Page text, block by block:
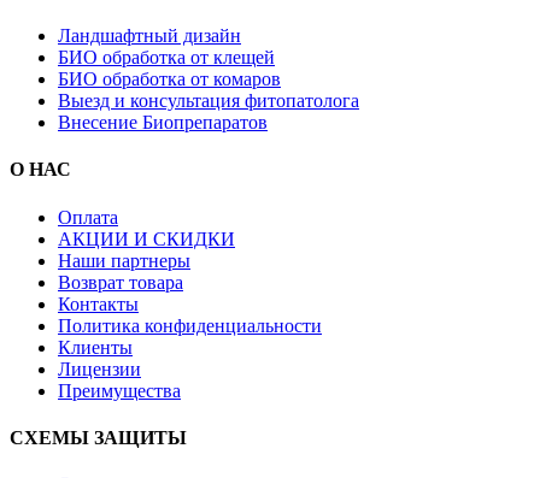
Ландшафтный дизайн
БИО обработка от клещей
БИО обработка от комаров
Выезд и консультация фитопатолога
Внесение Биопрепаратов
О НАС
Оплата
АКЦИИ И СКИДКИ
Наши партнеры
Возврат товара
Контакты
Политика конфиденциальности
Клиенты
Лицензии
Преимущества
СХЕМЫ ЗАЩИТЫ